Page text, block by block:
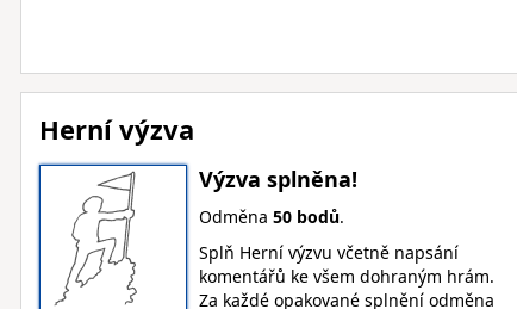
Herní výzva
Výzva splněna!
Odměna 50 bodů.
Splň Herní výzvu včetně napsání
komentářů ke všem dohraným hrám.
Za každé opakované splnění odměna